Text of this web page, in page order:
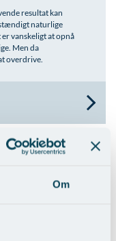
Om
resultat kan
naturlige
vanskeligt at opnå
Men da
overdrive.
og med alderen sker
overlæben synker,
For de fleste med